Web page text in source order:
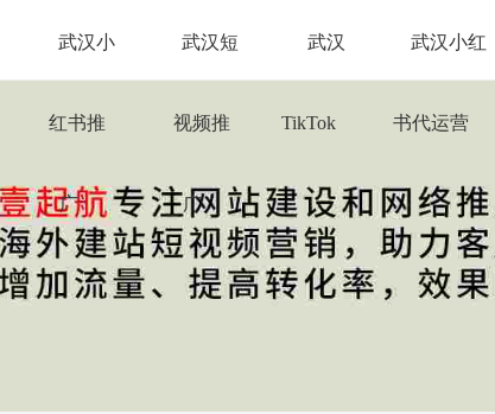
武汉小
红书推
广
武汉短
视频推
广
武汉
TikTok
武汉小红
书代运营